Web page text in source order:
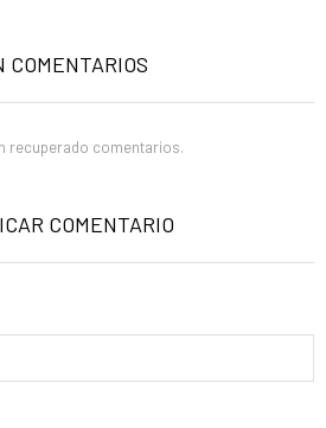
COMENTARIOS
recuperado comentarios.
COMENTARIO